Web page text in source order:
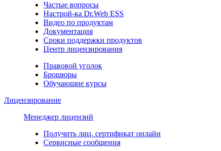
Частые вопросы
Настрой-ка Dr.Web ESS
Видео по продуктам
Документация
Сроки поддержки продуктов
Центр лицензирования
Правовой уголок
Брошюры
Обучающие курсы
Лицензирование
Менеджер лицензий
Получить лиц. сертификат онлайн
Сервисные сообщения